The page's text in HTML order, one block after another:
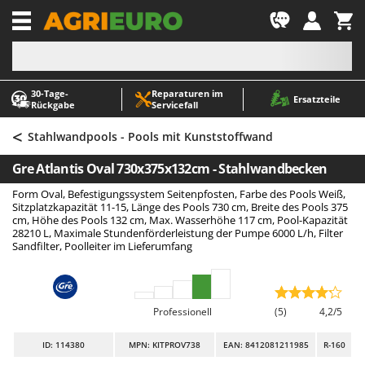
30‑Tage-
Rückgabe
Reparaturen im
Servicefall
Ersatzteile
-1
A
Abbeermaschinen - Traubenmühlen
Abfüllgeräte
Akku Gartenscheren
Akku Gras- und Strauchscheren
Akku-Stichsägen
Allzwecktransporter - Motorschubkarren
Alu-Teleskopleitern
Anbaubagger Heckbagger für Traktoren
Arbeitsschutzkleidung
Astkettensägen - Hochentaster
A
ABAC
AgriEuro Premium
AgriEuro TOP-LINE
AGT
Aima
Airmec
AL-KO
ALA 2000
Alce
Ama
< Stahlwandpools - Pools mit Kunststoffwand
Gre Atlantis Oval 730x375x132cm - Stahlwandbecken
Form Oval, Befestigungssystem Seitenpfosten, Farbe des Pools Weiß,
Sitzplatzkapazität 11-15, Länge des Pools 730 cm, Breite des Pools 375
cm, Höhe des Pools 132 cm, Max. Wasserhöhe 117 cm, Pool-Kapazität
28210 L, Maximale Stundenförderleistung der Pumpe 6000 L/h, Filter
Sandfilter, Poolleiter im Lieferumfang
Professionell (5) 4,2/5
ID: 114380 MPN: KITPROV738 EAN: 8412081211985 R-160